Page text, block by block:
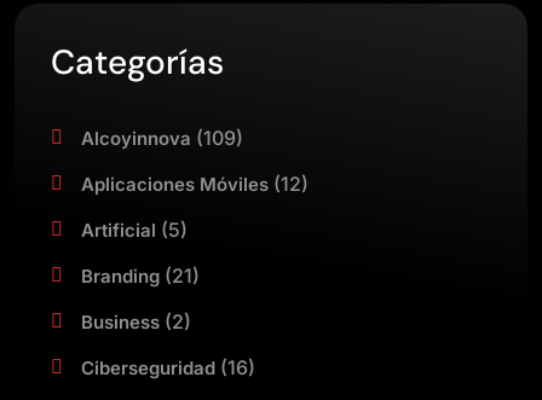
Categorías
Alcoyinnova (109)
Aplicaciones Móviles (12)
Artificial (5)
Branding (21)
Business (2)
Ciberseguridad (16)